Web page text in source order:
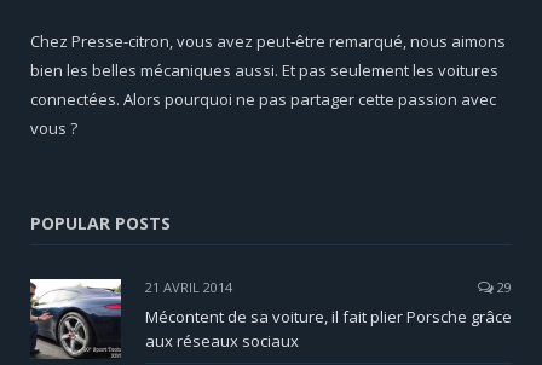
Chez Presse-citron, vous avez peut-être remarqué, nous aimons
bien les belles mécaniques aussi. Et pas seulement les voitures
connectées. Alors pourquoi ne pas partager cette passion avec
vous ?
POPULAR POSTS
21 AVRIL 2014 29
Mécontent de sa voiture, il fait plier Porsche grâce
aux réseaux sociaux